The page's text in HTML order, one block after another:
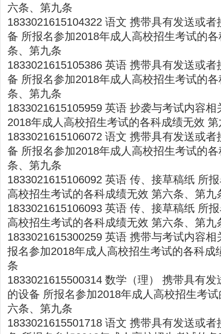
六条、第九条
1833021615104322 语文 携带具有发送或
备 所报名参加2018年成人高校招生考试的
条、第九条
1833021615105386 英语 携带具有发送或
备 所报名参加2018年成人高校招生考试的
条、第九条
1833021615105959 英语 抄袭与考试内容
2018年成人高校招生考试的各科成绩无效
1833021615106072 语文 携带具有发送或
备 所报名参加2018年成人高校招生考试的
条、第九条
1833021615106092 英语 传、接草稿纸 所
高校招生考试的各科成绩无效 第六条、第九
1833021615106093 英语 传、接草稿纸 所
高校招生考试的各科成绩无效 第六条、第九
1833021615300259 英语 携带与考试内容
报名参加2018年成人高校招生考试的各科成
条
1833021615500314 数学（理） 携带具有
的设备 所报名参加2018年成人高校招生考
六条、第九条
1833021615501718 语文 携带具有发送或